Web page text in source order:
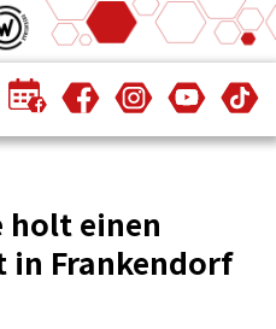
holt einen
Frankendorf